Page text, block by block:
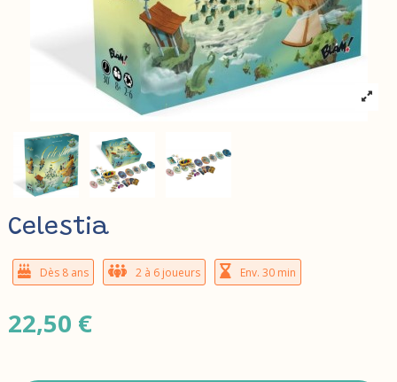
Celestia
Dès 8 ans 2 à 6 joueurs Env. 30 min
22,50 €